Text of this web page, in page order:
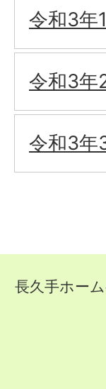
令和3年
令和3年
令和3年
長久手ホー